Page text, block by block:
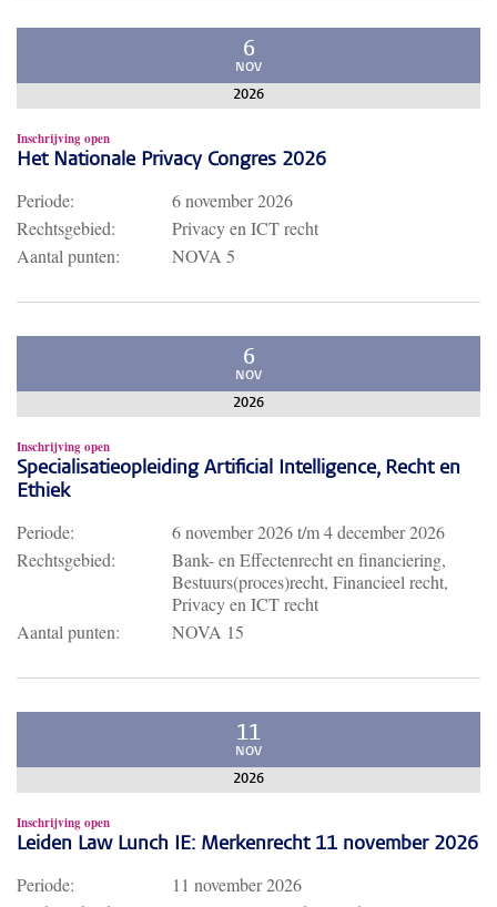
6
NOV
2026
Inschrijving open
Het Nationale Privacy Congres 2026
Periode:
6 november 2026
Rechtsgebied:
Privacy en ICT recht
Aantal punten:
NOVA 5
6
NOV
2026
Inschrijving open
Specialisatieopleiding Artificial Intelligence, Recht en
Ethiek
Periode: 6 november 2026t/m4 december 2026
Rechtsgebied:
Bank- en Effectenrecht en financiering,
Bestuurs(proces)recht, Financieel recht,
Privacy en ICT recht
Aantal punten:
NOVA 15
11
NOV
2026
Inschrijving open
Leiden Law Lunch IE: Merkenrecht 11 november 2026
Periode:
11 november 2026